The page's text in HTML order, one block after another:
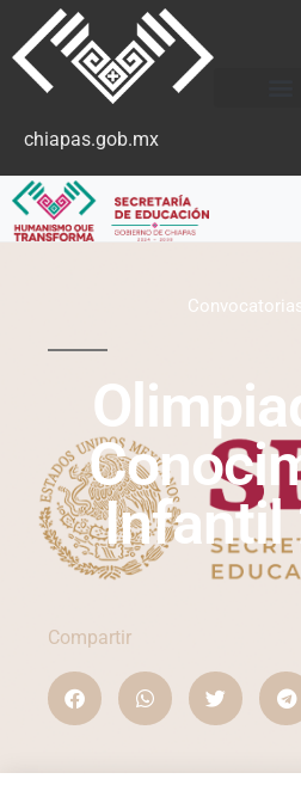
chiapas.gob.mx
Infantil
Compartir